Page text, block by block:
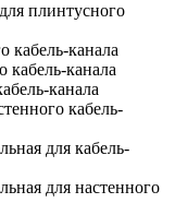
плинтусного
кабель-канала
кабель-канала
канала
кабель-
для кабель-
для настенного